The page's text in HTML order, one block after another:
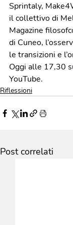
Sprintaly,
il collettivo di
Magazine
di Cuneo,
le transizioni e
Oggi alle 17,30
YouTube.
Riflessioni
Post correlati